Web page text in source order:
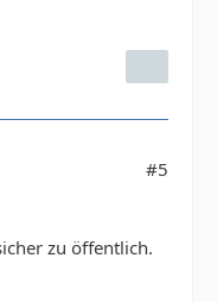
#5
zu öffentlich.